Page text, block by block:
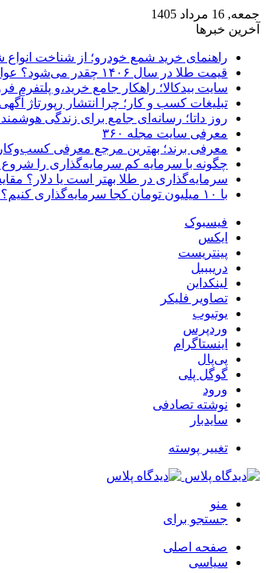
جمعه, 16 مرداد 1405
آخرین خبرها
راهنمای خرید شمع خودرو؛ از شناخت انواع
قیمت طلا در سال ۱۴۰۶ چقدر می‌شود؟ عوامل موثر بر آینده طلا
سایت بیدکالا؛ راهکار جامع خرید،و پلتفرم
تبلیغات کسب و کار؛ چرا انتشار رپورتاژ
روز داتا؛ رسانه‌ای جامع برای زندگی
معرفی سایت مجله ۳۶۰
معرفی برند؛ بهترین مرجع معرفی
چگونه با سرمایه کم سرمایه‌گذاری را شروع
سرمایه‌گذاری در طلا بهتر است یا دلار؟
با ۱۰ میلیون تومان کجا سرمایه‌گذاری کنیم؟ بررسی سودآورترین گزینه‌ها
فیسبوک
ایکس
پینتریست
دریبببل
لینکداین
تصاویر فلیکر
یوتیوب
وردپرس
اینستاگرام
پی‌پال
گوگل پلی
ورود
نوشته تصادفی
سایدبار
تغییر پوسته
منو
جستجو برای
صفحه اصلی
سیاسی